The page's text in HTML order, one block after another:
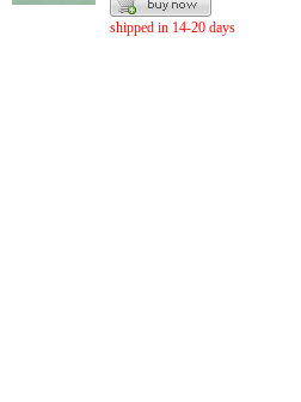
shipped in 14-20 days